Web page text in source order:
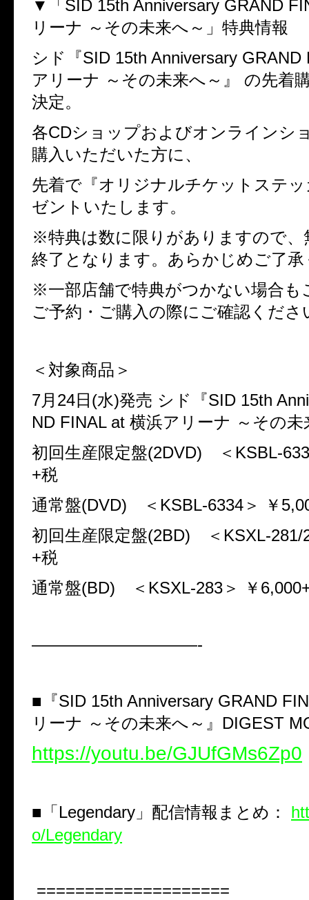
▼「 SID 15th Anniversary GRAND
リーナ ～その未来へ～」特典情報
シド『SID 15th Anniversary
アリーナ ～その未来へ～』
の先着
決定。
各CDショップおよびオンラインシ
購入いただいた方に、
先着で『オリジナルチケットステ
ゼントいたします。
※特典は数に限りがありますので、
終了となります。あらかじめご了
※一部店舗で特典がつかない場合も
ご予約・ご購入の際にご確認くださ
＜対象商品＞
7月 24日 (水)発売 シド『SID 15th
ND FINAL at 横浜アリーナ ～その
初回生産限定盤(2DVD) ＜ KSBL-
+税
通常盤(DVD) ＜ KSBL-6334 ＞ ￥
初回生産限定盤(2BD) ＜ KSXL-281/
+税
通常盤(BD) ＜ KSXL-283 ＞ ￥
——————————-
■『SID 15th Anniversary GRAND
リーナ ～その未来へ～』 DIGEST
https://youtu.be/GJUfGMs6Zp0
■「 Legendary 」配信情報まとめ：
o/Legendary
====================